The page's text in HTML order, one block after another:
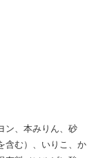
ン、本みりん、砂
含む）、いりこ、か